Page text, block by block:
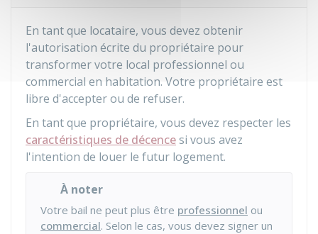
En tant que locataire, vous devez obtenir
l'autorisation écrite du propriétaire pour
transformer votre local professionnel ou
commercial en habitation. Votre propriétaire est
libre d'accepter ou de refuser.
En tant que propriétaire, vous devez respecter les
caractéristiques de décencesi vous avez
l'intention de louer le futur logement.
À noter
Votre bail ne peut plus être professionnel ou
commercial. Selon le cas, vous devez signer un